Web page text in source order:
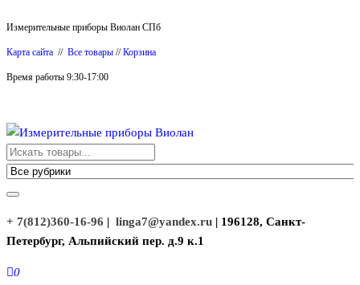
к
содержимому
Измерительные приборы Виолан СПб
Карта сайта // Все товары //Корзина
Время работы 9:30-17:00
Измерительные приборы Виолан
+ 7(812)360-16-96 | linga7@yandex.ru | 196128, Санкт-
Петербург, Альпийский пер. д.9 к.1
0